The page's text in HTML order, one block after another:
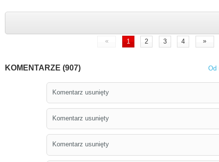
« 1 2 3 4 »
KOMENTARZE (907) Od
Komentarz usunięty
Komentarz usunięty
Komentarz usunięty